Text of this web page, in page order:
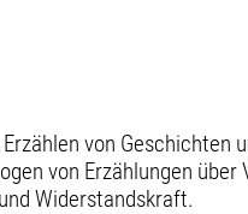
von Geschichten
von Erzählungen über
Widerstandskraft.